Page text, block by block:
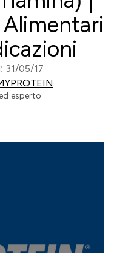
31/05/17
esperto